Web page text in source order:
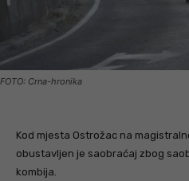
FOTO: Crna-hronika
Kod mjesta Ostrožac na
obustavljen je saobraćaj zbog
kombija.